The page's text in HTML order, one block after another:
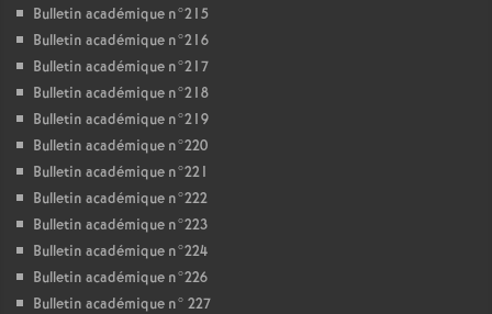
Bulletin académique n°215
Bulletin académique n°216
Bulletin académique n°217
Bulletin académique n°218
Bulletin académique n°219
Bulletin académique n°220
Bulletin académique n°221
Bulletin académique n°222
Bulletin académique n°223
Bulletin académique n°224
Bulletin académique n°226
Bulletin académique n° 227